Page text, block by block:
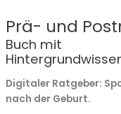
Prä- und
Buch mit
Digitaler Ratgeber:
nach der Geburt.